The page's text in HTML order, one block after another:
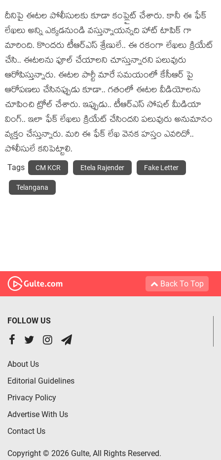
దీనిపై ఈట‌ల పోలీసుల‌కు కూడా కంప్లైట్ చేశారు. కానీ ఈ ఫేక్
లేఖ‌లు అన్ని ఎక్క‌డ‌నుండి వ‌స్తున్నాయ‌న్న‌ది హాట్ టాపిక్ గా
మారింది. కొందరు టీఆర్ఎస్ శ్రేణులే.. ఈ రకంగా లేఖలు క్రియేట్
చేసి.. ఈటలను ఫూల్ చేయాలని చూస్తున్నారని పలువురు
ఆరోపిస్తున్నారు. ఈటల పార్టీ మారే సమయంలో కేసీఆర్ పై
ఆరోపణలు చేసినప్పుడు కూడా.. గతంలో ఈటల వీడియోలను
చూపించి ట్రోల్ చేశారు. ఇప్పుడు.. టీఆర్ఎస్ సోషల్ మీడియా
వింగ్.. ఇలా ఫేక్ లేఖలు క్రియేట్ చేసిందని పలువురు అనుమానం
వ్యక్తం చేస్తున్నారు. మరి ఈ ఫేక్ లేఖ వెనక హస్తం ఎవరిదో..
పోలీసులే కనిపెట్టాలి.
Tags CM KCR Etela Rajender Fake Letter
Telangana
Back To Top
FOLLOW US
About Us
Editorial Guidelines
Privacy Policy
Advertise With Us
Contact Us
Copyright © 2026 Gulte, All Rights Reserved.